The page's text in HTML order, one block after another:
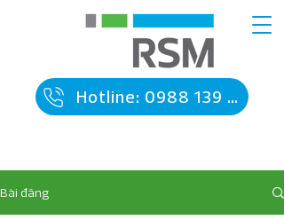
Hotline: 0988 139 090
Bài đăng